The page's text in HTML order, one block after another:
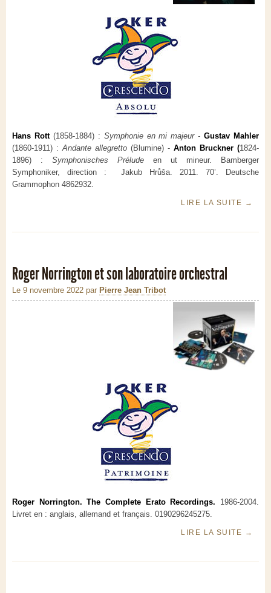
Hans Rott(1858-1884) : Symphonie en mi majeur - Gustav Mahler
(1860-1911) : Andante allegretto (Blumine) - Anton Bruckner (1824-
1896) : Symphonisches Prélude en ut mineur. Bamberger
Symphoniker, direction : Jakub Hrůša. 2011. 70’. Deutsche
Grammophon 4862932.
LIRE LA SUITE →
Roger Norrington et son laboratoire orchestral
Le 9 novembre 2022 par Pierre Jean Tribot
Roger Norrington. The Complete Erato Recordings. 1986-2004.
Livret en : anglais, allemand et français. 0190296245275.
LIRE LA SUITE →